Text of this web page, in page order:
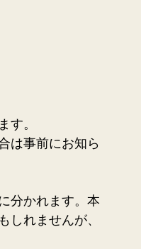
。
は事前にお知ら
分かれます。本
れませんが、